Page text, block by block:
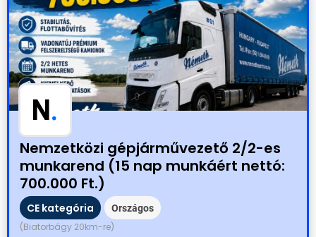
N.
Nemzetközi gépjárművezető 2/2-es
munkarend (15 nap munkáért nettó:
700.000 Ft.)
CE kategória Országos
(Biatorbágy 20km-re)